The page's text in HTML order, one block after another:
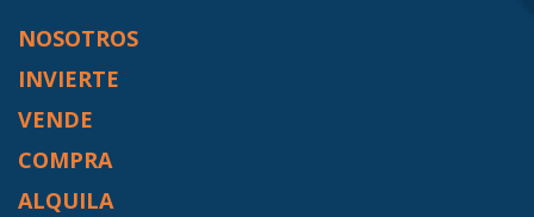
NOSOTROS
INVIERTE
VENDE
COMPRA
ALQUILA